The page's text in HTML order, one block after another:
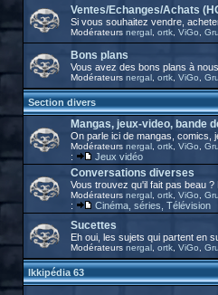
Ventes/Echanges/Achats
Si vous souhaitez vendre,
Modérateurs nergal, ortk, ViGo
Bons plans
Vous avez des bons plans à
Modérateurs nergal, ortk, ViGo
Section divers
Mangas, jeux-video, bande
On parle ici de mangas, comics,
Modérateurs nergal, ortk, ViGo
: Jeux vidéo
Conversations diverses
Vous trouvez qu'il fait pas beau ?
Modérateurs nergal, ortk, ViGo
: Cinéma, séries, Télévision
Sucettes
Eh oui, les sujets qui partent en
Modérateurs nergal, ortk, ViGo
Ikkipédia 63